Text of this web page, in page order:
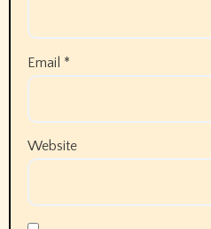
Email *
Website